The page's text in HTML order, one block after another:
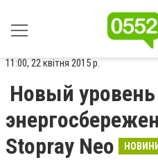
11:00, 22 квітня 2015 р.
Новый уровень
Stopray Neo